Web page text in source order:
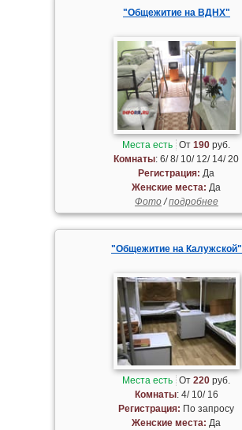
"Общежитие на ВДНХ"
Места есть От190 руб.
Комнаты: 6/ 8/ 10/ 12/ 14/ 20
Регистрация: Да
Женские места: Да
Фото/подробнее
"Общежитие на Калужской"
Места есть От220 руб.
Комнаты: 4/ 10/ 16
Регистрация: По запросу
Женские места: Да